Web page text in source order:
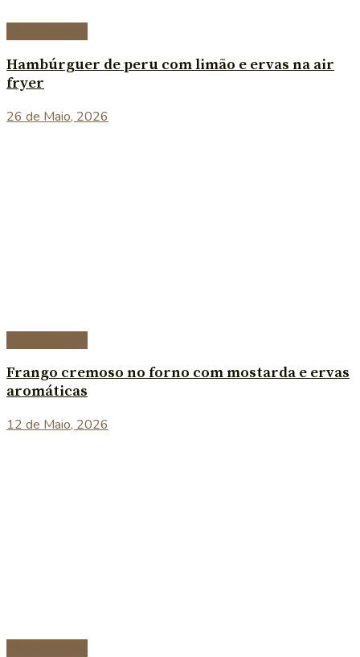
Hambúrguer de peru com limão e ervas na air
fryer
26 de Maio, 2026
Frango cremoso no forno com mostarda e ervas
aromáticas
12 de Maio, 2026